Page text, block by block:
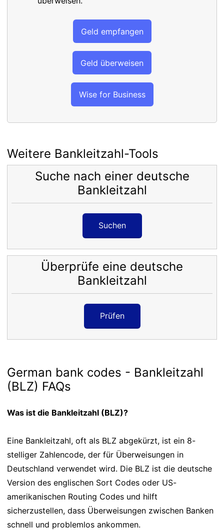
Geld empfangen
Geld überweisen
Wise for Business
Weitere Bankleitzahl-Tools
Suche nach einer deutsche
Bankleitzahl
Suchen
Überprüfe eine deutsche
Bankleitzahl
Prüfen
German bank codes - Bankleitzahl
(BLZ) FAQs
Was ist die Bankleitzahl (BLZ)?
Eine Bankleitzahl, oft als BLZ abgekürzt, ist ein 8-
stelliger Zahlencode, der für Überweisungen in
Deutschland verwendet wird. Die BLZ ist die deutsche
Version des englischen Sort Codes oder US-
amerikanischen Routing Codes und hilft
sicherzustellen, dass Überweisungen zwischen Banken
schnell und problemlos ankommen.